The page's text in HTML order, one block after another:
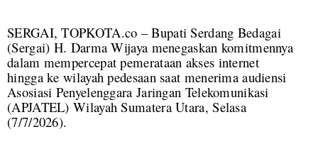
SERGAI, TOPKOTA.co – Bupati Serdang Bedagai
(Sergai) H. Darma Wijaya menegaskan komitmennya
dalam mempercepat pemerataan akses internet
hingga ke wilayah pedesaan saat menerima audiensi
Asosiasi Penyelenggara Jaringan Telekomunikasi
(APJATEL) Wilayah Sumatera Utara, Selasa
(7/7/2026).